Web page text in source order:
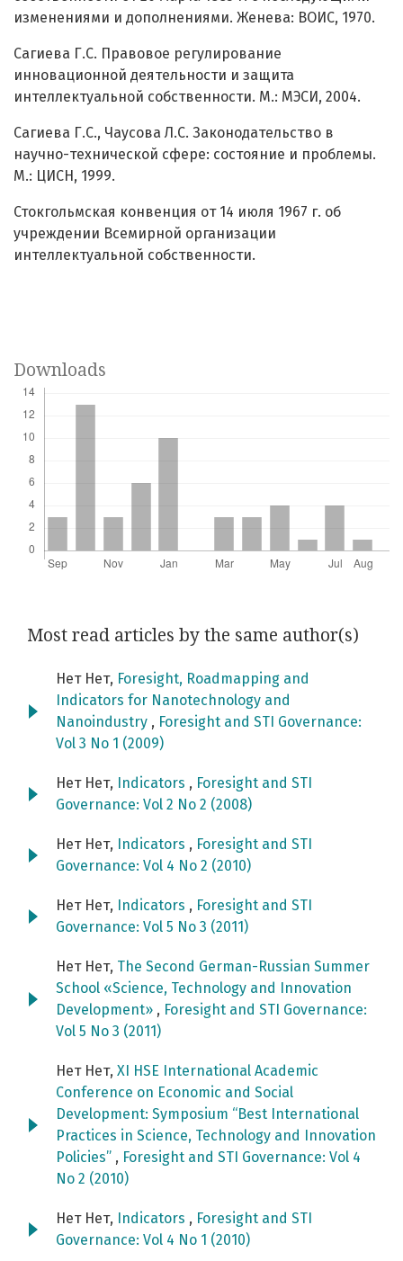
изменениями и дополнениями. Женева: ВОИС, 1970.
Сагиева Г.С. Правовое регулирование
инновационной деятельности и защита
интеллектуальной собственности. М.: МЭСИ, 2004.
Сагиева Г.С., Чаусова Л.С. Законодательство в
научно-технической сфере: состояние и проблемы.
М.: ЦИСН, 1999.
Стокгольмская конвенция от 14 июля 1967 г. об
учреждении Всемирной организации
интеллектуальной собственности.
Downloads
Most read articles by the same author(s)
Нет Нет, Foresight, Roadmapping and
Indicators for Nanotechnology and
Nanoindustry , Foresight and STI Governance:
Vol 3 No 1 (2009)
Нет Нет, Indicators , Foresight and STI
Governance: Vol 2 No 2 (2008)
Нет Нет, Indicators , Foresight and STI
Governance: Vol 4 No 2 (2010)
Нет Нет, Indicators , Foresight and STI
Governance: Vol 5 No 3 (2011)
Нет Нет, The Second German-Russian Summer
School «Science, Technology and Innovation
Development» , Foresight and STI Governance:
Vol 5 No 3 (2011)
Нет Нет, XI HSE International Academic
Conference on Economic and Social
Development: Symposium “Best International
Practices in Science, Technology and Innovation
Policies” , Foresight and STI Governance: Vol 4
No 2 (2010)
Нет Нет, Indicators , Foresight and STI
Governance: Vol 4 No 1 (2010)